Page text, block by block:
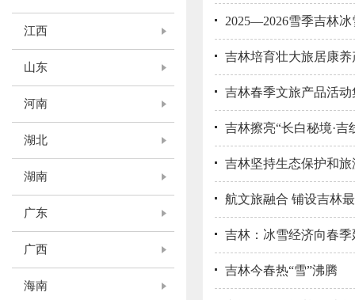
江西
山东
河南
湖北
湖南
广东
广西
海南
2025—2026雪季吉林
吉林培育壮大旅居康养
吉林春季文旅产品活动
吉林擦亮“长白秘境·吉
吉林坚持生态保护和
航文旅融合 铺设吉林
吉林：冰雪经济向春季
吉林今春热“雪”沸腾